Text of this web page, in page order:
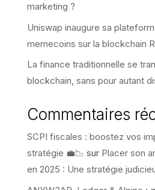
marketing ?
Uniswap inaugure sa
memecoins sur la blockchain
La finance traditionnelle se
blockchain, sans pour autant
Commentaires
SCPI fiscales : boostez vos
stratégie 💼📉 sur Placer son
en 2025 : Une stratégie